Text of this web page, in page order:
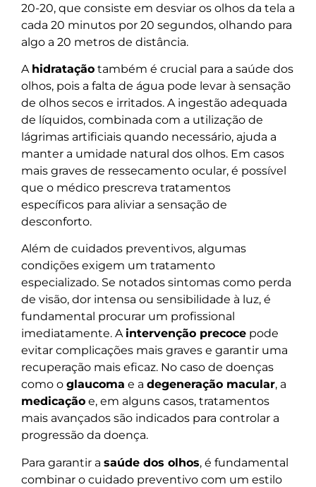
20-20, que consiste em desviar os olhos da tela a
cada 20 minutos por 20 segundos, olhando para
algo a 20 metros de distância.
A hidratação também é crucial para a saúde dos
olhos, pois a falta de água pode levar à sensação
de olhos secos e irritados. A ingestão adequada
de líquidos, combinada com a utilização de
lágrimas artificiais quando necessário, ajuda a
manter a umidade natural dos olhos. Em casos
mais graves de ressecamento ocular, é possível
que o médico prescreva tratamentos
específicos para aliviar a sensação de
desconforto.
Além de cuidados preventivos, algumas
condições exigem um tratamento
especializado. Se notados sintomas como perda
de visão, dor intensa ou sensibilidade à luz, é
fundamental procurar um profissional
imediatamente. A intervenção precoce pode
evitar complicações mais graves e garantir uma
recuperação mais eficaz. No caso de doenças
como o glaucoma e a degeneração macular, a
medicação e, em alguns casos, tratamentos
mais avançados são indicados para controlar a
progressão da doença.
Para garantir a saúde dos olhos, é fundamental
combinar o cuidado preventivo com um estilo